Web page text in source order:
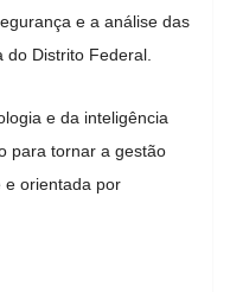
e a análise das
Distrito Federal.
e da inteligência
para tornar a gestão
e orientada por